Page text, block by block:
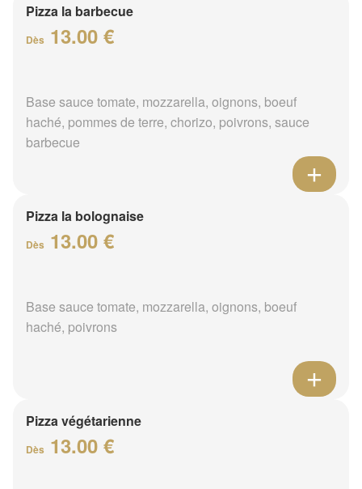
Pizza la barbecue
Dès 13.00 €
Base sauce tomate, mozzarella, oignons, boeuf
haché, pommes de terre, chorizo, poivrons, sauce
barbecue
Pizza la bolognaise
Dès 13.00 €
Base sauce tomate, mozzarella, oignons, boeuf
haché, poivrons
Pizza végétarienne
Dès 13.00 €